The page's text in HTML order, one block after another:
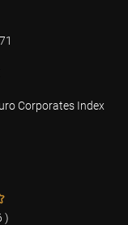
Corporates Index
duurzaamheid
)